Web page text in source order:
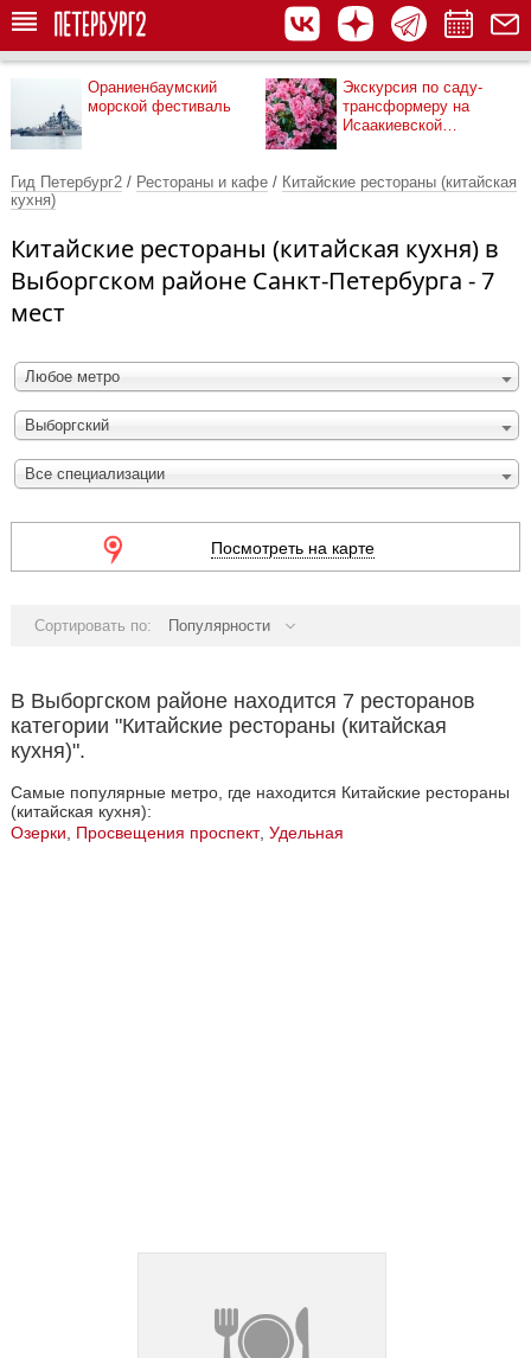
Ораниенбаумский
морской фестиваль
Экскурсия по саду-
трансформеру на
Исаакиевской
Гид Петербург2 / Рестораны и кафе / Китайские рестораны (китайская
кухня)
Китайские рестораны (китайская кухня) в
Выборгском районе Санкт-Петербурга - 7
мест
Любое метро
Выборгский
Все специализации
Посмотреть на карте
Сортировать по: Популярности
В Выборгском районе находится 7 ресторанов
категории "Китайские рестораны (китайская
кухня)".
Самые популярные метро, где находится Китайские рестораны
(китайская кухня):
Озерки
Просвещения проспект, Удельная